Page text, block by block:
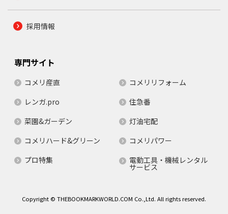
採用情報
専門サイト
コメリ産直
コメリリフォーム
レンガ.pro
住急番
菜園&ガーデン
灯油宅配
コメリハード&グリーン
コメリパワー
プロ特集
電動工具・機械レンタル
サービス
Copyright © THEBOOKMARKWORLD.COM Co.,Ltd. All rights reserved.